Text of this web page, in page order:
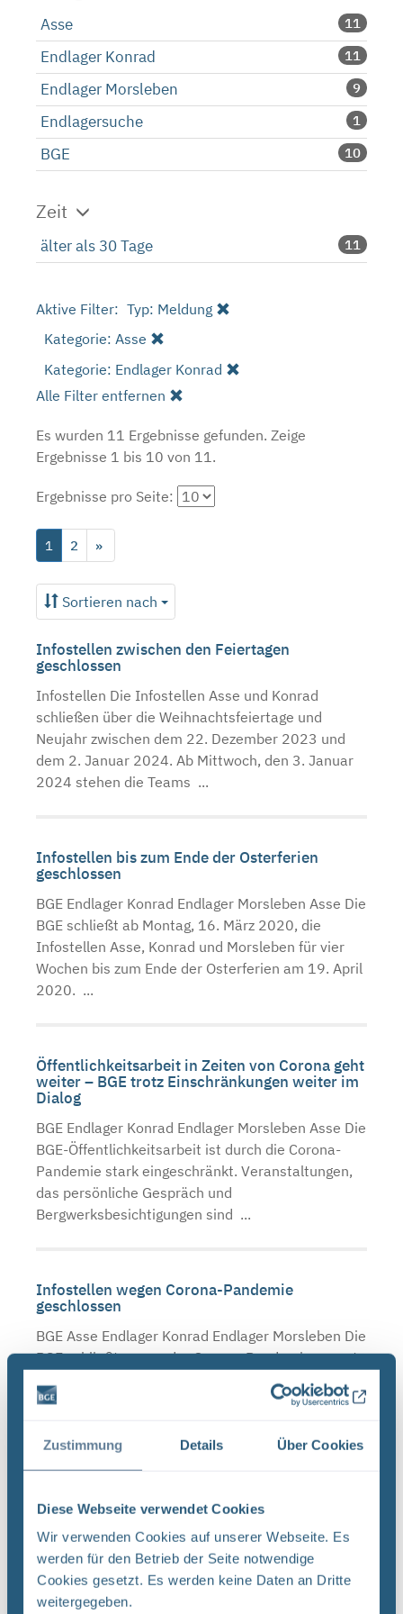
Zustimmung Details Über Cookies
Diese Webseite verwendet Cookies
Wir verwenden Cookies auf unserer Webseite. Es
werden für den Betrieb der Seite notwendige
Cookies gesetzt. Es werden keine Daten an Dritte
weitergegeben.
Asse 11
Endlager Konrad 11
Endlager Morsleben 9
Endlagersuche 1
BGE 10
Zeit
älter als 30 Tage 11
Aktive Filter: Typ: Meldung
Kategorie: Asse
Kategorie: Endlager Konrad
Alle Filter entfernen
Es wurden 11 Ergebnisse gefunden. Zeige
Ergebnisse 1 bis 10 von 11.
Ergebnisse pro Seite:
1 2 »
Sortieren nach
Infostellen zwischen den Feiertagen
geschlossen
Infostellen Die Infostellen Asse und Konrad
schließen über die Weihnachtsfeiertage und
Neujahr zwischen dem 22. Dezember 2023 und
dem 2. Januar 2024. Ab Mittwoch, den 3. Januar
2024 stehen die Teams ...
Infostellen bis zum Ende der Osterferien
geschlossen
BGE Endlager Konrad Endlager Morsleben Asse Die
BGE schließt ab Montag, 16. März 2020, die
Infostellen Asse, Konrad und Morsleben für vier
Wochen bis zum Ende der Osterferien am 19. April
2020. ...
Öffentlichkeitsarbeit in Zeiten von Corona geht
weiter – BGE trotz Einschränkungen weiter im
Dialog
BGE Endlager Konrad Endlager Morsleben Asse Die
BGE-Öffentlichkeitsarbeit ist durch die Corona-
Pandemie stark eingeschränkt. Veranstaltungen,
das persönliche Gespräch und
Bergwerksbesichtigungen sind ...
Infostellen wegen Corona-Pandemie
geschlossen
BGE Asse Endlager Konrad Endlager Morsleben Die
BGE schließt wegen der Corona-Pandemie erneut
die Infostellen Asse, Konrad und Morsleben. Mit
der Schließung setzt die BGE die
2019
BGE Asse Endlager Konrad Endlager Morsleben Die
Infostellen Asse, Konrad und Morsleben bleiben
am Mittwoch, den 23. Oktober 2019 aufgrund
einer internen Veranstaltung geschlossen. Auch